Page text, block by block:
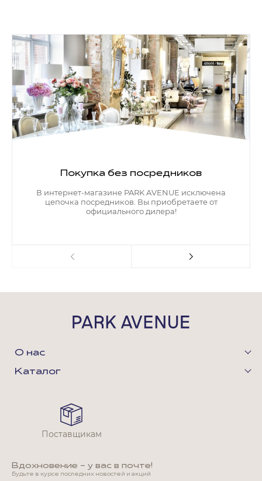
Покупка без посредников
В интернет-магазине PARK AVENUE исключена
цепочка посредников. Вы приобретаете от
официального дилера!
О нас
Каталог
Вдохновение - у вас в почте!
Будьте в курсе последних новостей и акций
Поставщикам